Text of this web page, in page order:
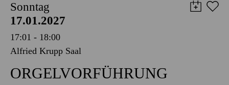
Sonntag
17.01.2027
17:01 - 18:00
Alfried Krupp Saal
ORGEL­VORFÜHRUNG